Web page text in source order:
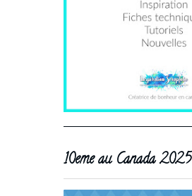
10eme au Canada 2025